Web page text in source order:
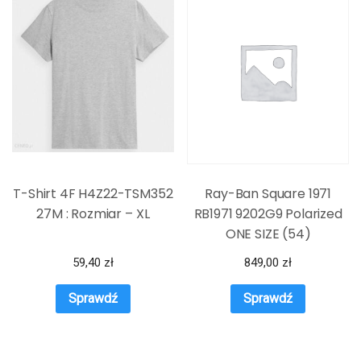
T-Shirt 4F H4Z22-TSM352
27M : Rozmiar – XL
59,40 zł
Sprawdź
Ray-Ban Square 1971
RB1971 9202G9 Polarized
ONE SIZE (54)
849,00 zł
Sprawdź